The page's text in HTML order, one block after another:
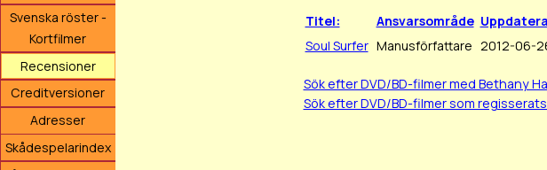
Svenska röster -
Kortfilmer
Recensioner
Creditversioner
Adresser
Skådespelarindex
Titel: Ansvarsområde
Soul Surfer Manusförfattare 2012-06-
Sök efter DVD/BD-filmer med Bethany
Sök efter DVD/BD-filmer som